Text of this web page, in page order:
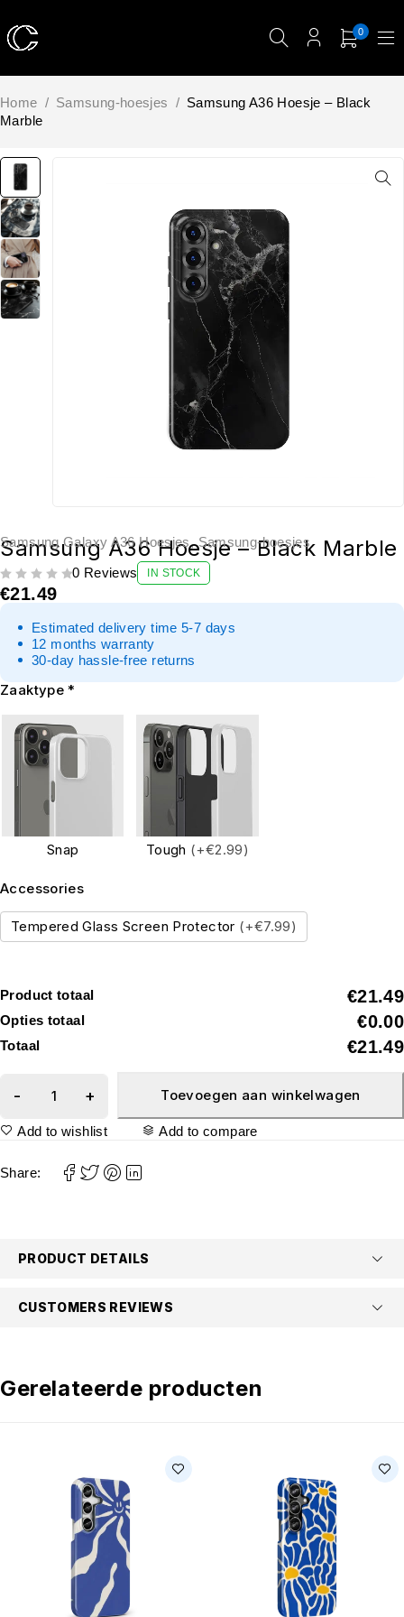
0
Home / Samsung-hoesjes / Samsung A36 Hoesje – Black
Marble
Samsung Galaxy A36 Hoesjes,Samsung-hoesjes
Samsung A36 Hoesje – Black Marble
0 Reviews IN STOCK
€21.49
Estimated delivery time 5-7 days
12 months warranty
30-day hassle-free returns
Zaaktype *
Snap Tough (+€2.99)
Accessories
Tempered Glass Screen Protector (+€7.99)
Product totaal €21.49
Opties totaal €0.00
Totaal €21.49
Toevoegen aan winkelwagen
Add to wishlist Add to compare
Share:
PRODUCT DETAILS
CUSTOMERS REVIEWS
Gerelateerde producten